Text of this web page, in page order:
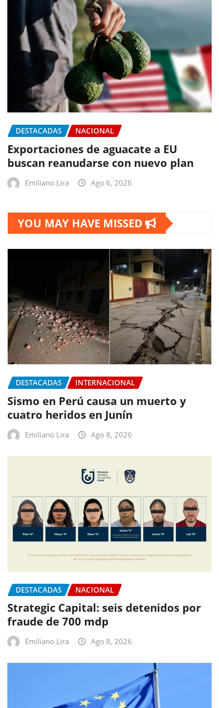
DESTACADAS NACIONAL
Exportaciones de aguacate a EU
buscan reanudarse con nuevo plan
Emiliano Lira Ago 6, 2026
YOU MAY HAVE MISSED
DESTACADAS INTERNACIONAL
Sismo en Perú causa un muerto y
cuatro heridos en Junín
Emiliano Lira Ago 8, 2026
DESTACADAS NACIONAL
Strategic Capital: seis detenidos por
fraude de 700 mdp
Emiliano Lira Ago 8, 2026